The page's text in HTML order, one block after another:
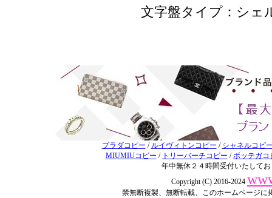
文字盤タイプ：シェ
プラダコピー / ルイヴィトンコピー / シャネルコピ
MIUMIUコピー / トリーバーチコピー /ボッテガコ
年中無休２４時間受付いたして
Copyright (C) 2016-2024
禁無断複製、無断転載、このホームページ